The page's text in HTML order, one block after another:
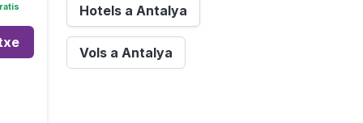
Hotels a Antalya
Vols a Antalya